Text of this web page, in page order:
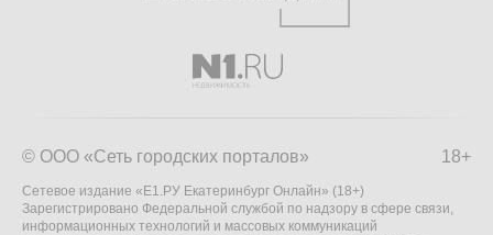
18+
© ООО «Сеть городских порталов»
Сетевое издание «Е1.РУ Екатеринбург Онлайн» (18+)
Зарегистрировано Федеральной службой по надзору в сфере связи,
информационных технологий и массовых коммуникаций